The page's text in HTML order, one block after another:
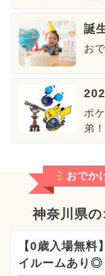
誕
お
ポ
弟
おでか
神奈川県
【0歳入場無
イルームあり◎